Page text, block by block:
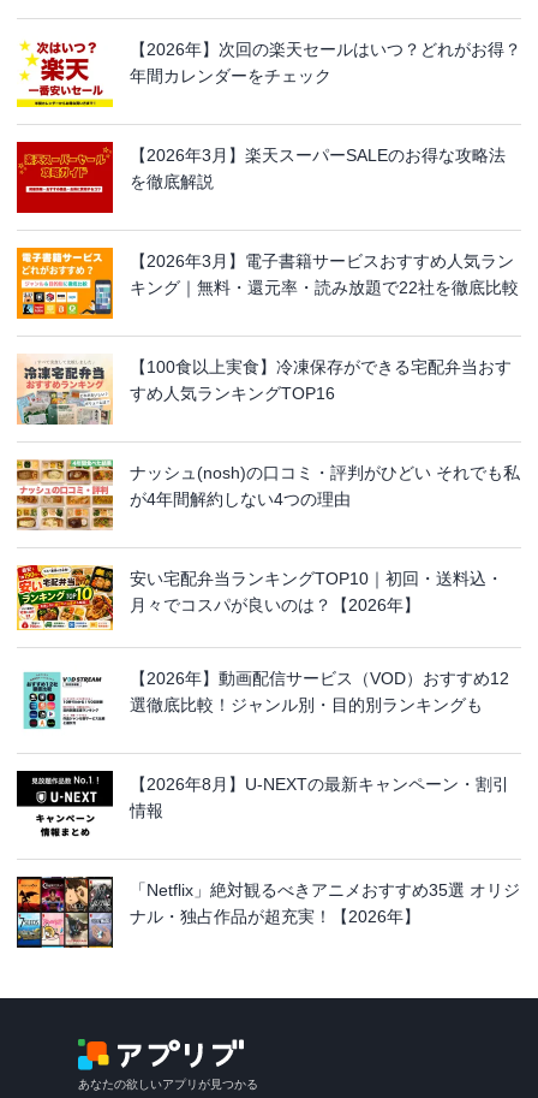
【2026年】次回の楽天セールはいつ？どれがお得？
年間カレンダーをチェック
【2026年3月】楽天スーパーSALEのお得な攻略法
を徹底解説
【2026年3月】電子書籍サービスおすすめ人気ラン
キング｜無料・還元率・読み放題で22社を徹底比較
【100食以上実食】冷凍保存ができる宅配弁当おす
すめ人気ランキングTOP16
ナッシュ(nosh)の口コミ・評判がひどい それでも私
が4年間解約しない4つの理由
安い宅配弁当ランキングTOP10｜初回・送料込・
月々でコスパが良いのは？【2026年】
【2026年】動画配信サービス（VOD）おすすめ12
選徹底比較！ジャンル別・目的別ランキングも
【2026年8月】U-NEXTの最新キャンペーン・割引
情報
「Netflix」絶対観るべきアニメおすすめ35選 オリジ
ナル・独占作品が超充実！【2026年】
あなたの欲しいアプリが見つかる